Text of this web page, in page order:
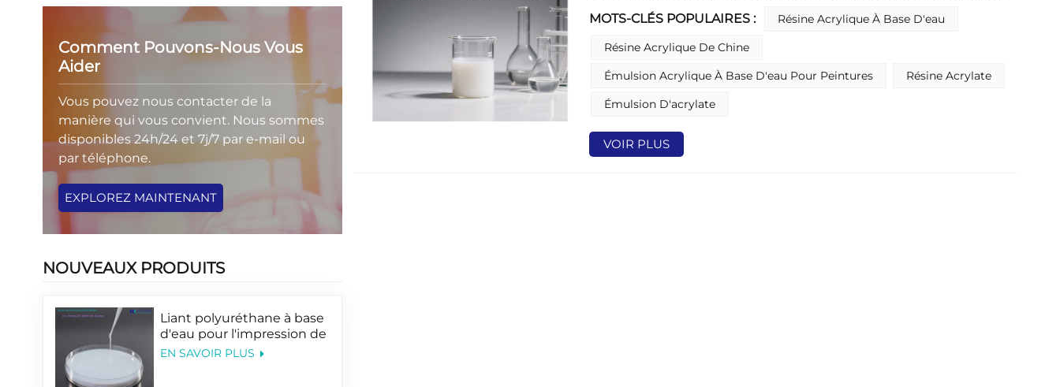
بالعربية
Comment Pouvons-Nous Vous
Aider
Vous pouvez nous contacter de la
manière qui vous convient. Nous sommes
disponibles 24h/24 et 7j/7 par e-mail ou
par téléphone.
EXPLOREZ MAINTENANT
NOUVEAUX PRODUITS
Liant polyuréthane à base
d'eau pour l'impression de
films PET BOPP
EN SAVOIR PLUS
excellente résistance à l'abrasion, tout en respectant les normes
faible teneur en COV et sans APEO. Idéal pour les peintures intérieures
et extérieures durables.
MOTS-CLÉS POPULAIRES :
Résine Acrylique À Base D'eau
Résine Acrylique De Chine
Émulsion Acrylique À Base D'eau Pour Peintures
Résine Acrylate
Émulsion D'acrylate
VOIR PLUS